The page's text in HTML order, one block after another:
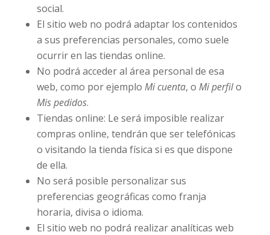
social.
El sitio web no podrá adaptar los contenidos
a sus preferencias personales, como suele
ocurrir en las tiendas online.
No podrá acceder al área personal de esa
web, como por ejemplo Mi cuenta, o Mi perfilo
Mis pedidos.
Tiendas online: Le será imposible realizar
compras online, tendrán que ser telefónicas
o visitando la tienda física si es que dispone
de ella.
No será posible personalizar sus
preferencias geográficas como franja
horaria, divisa o idioma.
El sitio web no podrá realizar analíticas web